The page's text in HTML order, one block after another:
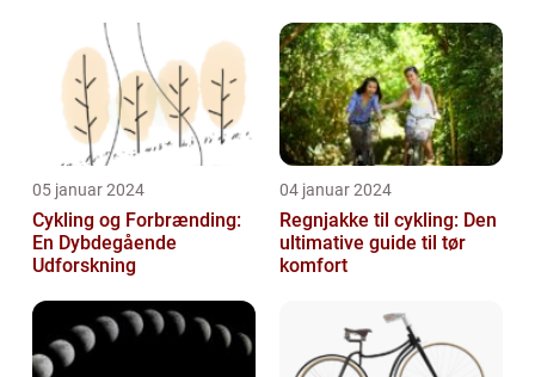
05 januar 2024
Cykling og Forbrænding:
En Dybdegående
Udforskning
04 januar 2024
Regnjakke til cykling: Den
ultimative guide til tør
komfort